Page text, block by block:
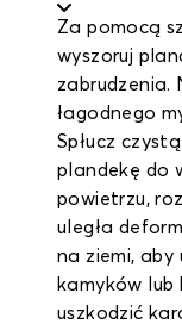
Za pomocą
wyszoruj
zabrudzenia.
łagodnego
Spłucz
plandekę do
powietrzu,
uległa
na ziemi, aby
kamyków lub
uszkodzić